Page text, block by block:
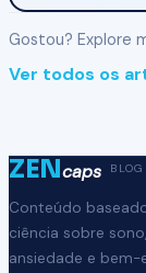
Gostou? Explore
Ver todos os
ZENcaps BLOG
Conteúdo
ciência sobre sono,
ansiedade e bem-